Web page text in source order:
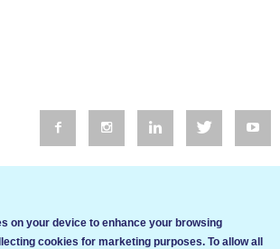
on your device to enhance your browsing
cookies for marketing purposes. To allow all